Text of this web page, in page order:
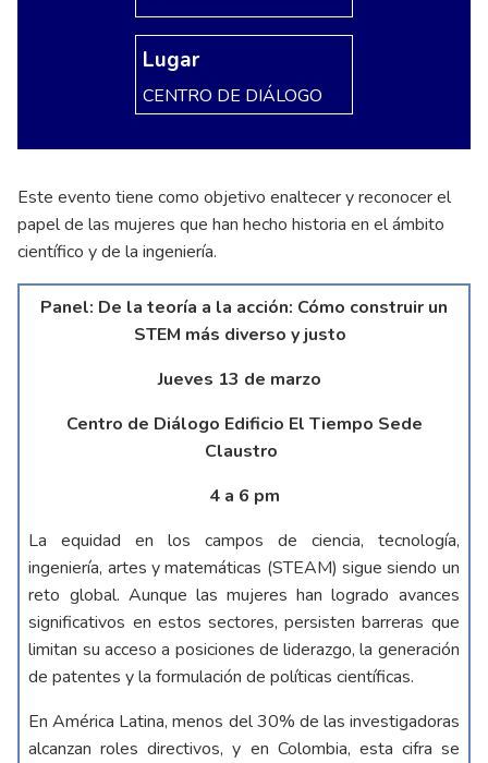
Lugar
CENTRO DE DIÁLOGO
Este evento tiene como objetivo enaltecer y reconocer el
papel de las mujeres que han hecho historia en el ámbito
científico y de la ingeniería.
Panel: De la teoría a la acción: Cómo construir un
STEM más diverso y justo
Jueves 13 de marzo
Centro de Diálogo Edificio El Tiempo Sede
Claustro
4 a 6 pm
La equidad en los campos de ciencia, tecnología,
ingeniería, artes y matemáticas (STEAM) sigue siendo un
reto global. Aunque las mujeres han logrado avances
significativos en estos sectores, persisten barreras que
limitan su acceso a posiciones de liderazgo, la generación
de patentes y la formulación de políticas científicas.
En América Latina, menos del 30% de las investigadoras
alcanzan roles directivos, y en Colombia, esta cifra se